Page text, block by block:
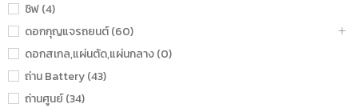
ชิฟ (4)
ดอกกุญแจรถยนต์ (60)
ดอกสเกล,แผ่นตัด,แผ่นกลาง (0)
ถ่าน Battery (43)
ถ่านศูนย์ (34)